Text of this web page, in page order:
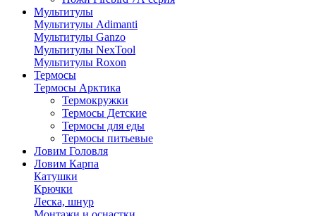
Мультитулы
Мультитулы Adimanti
Мультитулы Ganzo
Мультитулы NexTool
Мультитулы Roxon
Термосы
Термосы Арктика
Термокружки
Термосы Детские
Термосы для еды
Термосы питьевые
Ловим Головля
Ловим Карпа
Катушки
Крючки
Леска, шнур